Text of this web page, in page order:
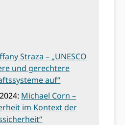
Straza – „UNESCO
und gerechtere
auf“
Michael Corn –
im Kontext der